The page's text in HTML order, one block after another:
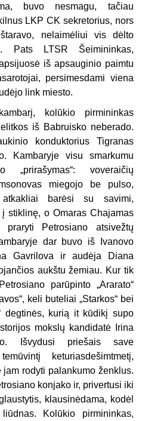
buvo nesmagu, tačiau
LKP CK sekretorius, nors
nelaimėliui vis dėlto
Pats LTSR Šeimininkas,
iš apsauginio paimtu
persimesdami viena
link miesto.
kolūkio pirmininkas
iš Babruisko neberado.
konduktorius Tigranas
Kambaryje visu smarkumu
voveraičių
miegojo be pulso,
barėsi su savimi,
stiklinę, o Omaras Chajamas
Petrosiano atsivežtų
dar buvo iš Ivanovo
Gavrilova ir audėja Diana
aukštu žemiau. Kur tik
parūpinto „Ararato“
keli buteliai „Starkos“ bei
degtinės, kurią it kūdikį supo
mokslų kandidatė Irina
Išvydusi priešais save
keturiasdešimtmetį,
rodyti palankumo ženklus.
konjako ir, privertusi iki
klausinėdama, kodėl
Kolūkio pirmininkas,